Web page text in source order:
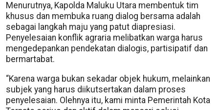
Menurutnya, Kapolda Maluku Utara membentuk tim
khusus dan membuka ruang dialog bersama adalah
sebagai langkah maju yang patut diapresiasi.
Penyelesaian konflik agraria melibatkan warga harus
mengedepankan pendekatan dialogis, partisipatif dan
bermartabat.
“Karena warga bukan sekadar objek hukum, melainkan
subjek yang harus diikutsertakan dalam proses
penyelesaian. Olehnya itu, kami minta Pemerintah Kota